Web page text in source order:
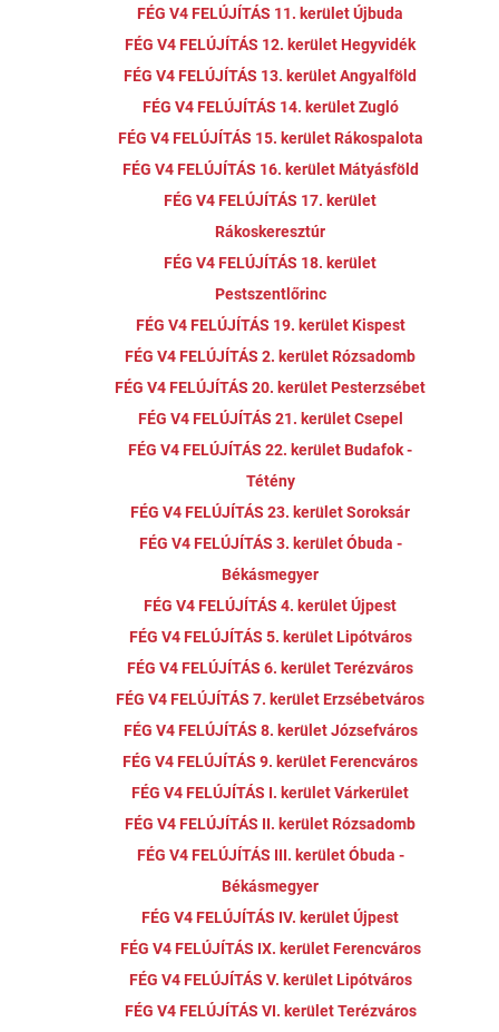
FÉG V4 FELÚJÍTÁS 11. kerület Újbuda
FÉG V4 FELÚJÍTÁS 12. kerület Hegyvidék
FÉG V4 FELÚJÍTÁS 13. kerület Angyalföld
FÉG V4 FELÚJÍTÁS 14. kerület Zugló
FÉG V4 FELÚJÍTÁS 15. kerület Rákospalota
FÉG V4 FELÚJÍTÁS 16. kerület Mátyásföld
FÉG V4 FELÚJÍTÁS 17. kerület
Rákoskeresztúr
FÉG V4 FELÚJÍTÁS 18. kerület
Pestszentlőrinc
FÉG V4 FELÚJÍTÁS 19. kerület Kispest
FÉG V4 FELÚJÍTÁS 2. kerület Rózsadomb
FÉG V4 FELÚJÍTÁS 20. kerület Pesterzsébet
FÉG V4 FELÚJÍTÁS 21. kerület Csepel
FÉG V4 FELÚJÍTÁS 22. kerület Budafok -
Tétény
FÉG V4 FELÚJÍTÁS 23. kerület Soroksár
FÉG V4 FELÚJÍTÁS 3. kerület Óbuda -
Békásmegyer
FÉG V4 FELÚJÍTÁS 4. kerület Újpest
FÉG V4 FELÚJÍTÁS 5. kerület Lipótváros
FÉG V4 FELÚJÍTÁS 6. kerület Terézváros
FÉG V4 FELÚJÍTÁS 7. kerület Erzsébetváros
FÉG V4 FELÚJÍTÁS 8. kerület Józsefváros
FÉG V4 FELÚJÍTÁS 9. kerület Ferencváros
FÉG V4 FELÚJÍTÁS I. kerület Várkerület
FÉG V4 FELÚJÍTÁS II. kerület Rózsadomb
FÉG V4 FELÚJÍTÁS III. kerület Óbuda -
Békásmegyer
FÉG V4 FELÚJÍTÁS IV. kerület Újpest
FÉG V4 FELÚJÍTÁS IX. kerület Ferencváros
FÉG V4 FELÚJÍTÁS V. kerület Lipótváros
FÉG V4 FELÚJÍTÁS VI. kerület Terézváros